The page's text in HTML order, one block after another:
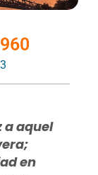
a aquel
en